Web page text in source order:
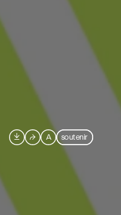
 ⮫ A soutenir